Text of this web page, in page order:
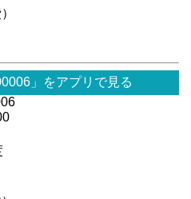
」をアプリで見る